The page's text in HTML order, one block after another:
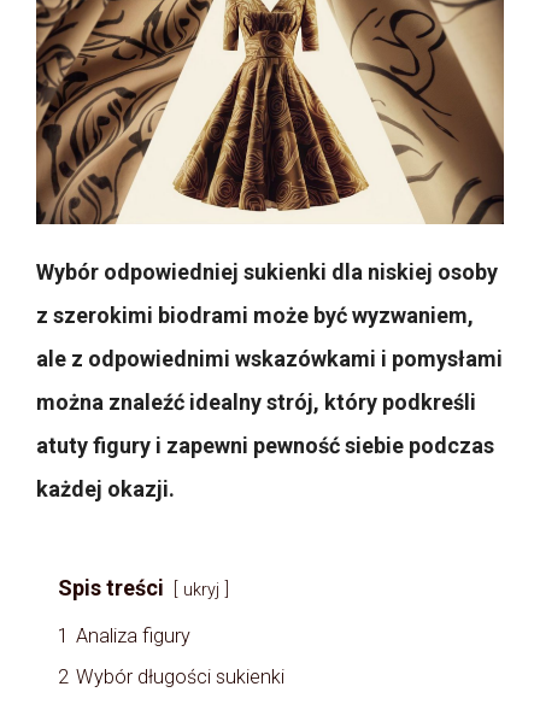
Wybór odpowiedniej sukienki dla niskiej osoby
z szerokimi biodrami może być wyzwaniem,
ale z odpowiednimi wskazówkami i pomysłami
można znaleźć idealny strój, który podkreśli
atuty figury i zapewni pewność siebie podczas
każdej okazji.
Spis treści ukryj
1 Analiza figury
2 Wybór długości sukienki